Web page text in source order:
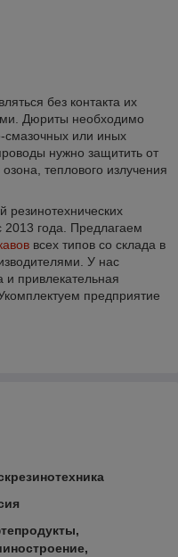
без контакта их
Дюриты необходимо
смазочных или иных
нужно защитить от
теплового излучения
резинотехнических
2013 года. Предлагаем
всех типов со склада в
У нас
привлекательная
предприятие